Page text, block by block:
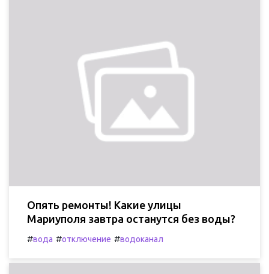
Опять ремонты! Какие улицы
Мариуполя завтра останутся без воды?
#вода #отключение #водоканал